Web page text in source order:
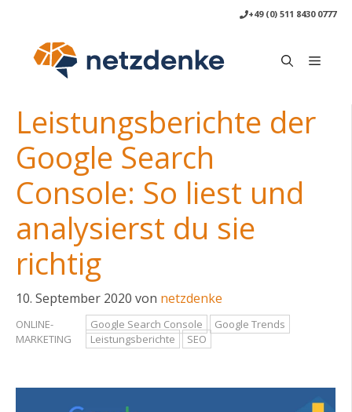
springen
+49 (0) 511 8430 0777
Menü
Leistungsberichte der
Google Search
Console: So liest und
analysierst du sie
richtig
10. September 2020 von netzdenke
ONLINE-
MARKETING
Google Search Console
Google Trends
Leistungsberichte
SEO